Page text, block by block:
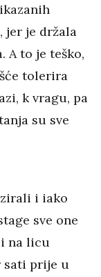
jer je držala
A to je teško,
tolerira
k vragu, pa
su sve
i iako
sve one
na licu
sati prije u